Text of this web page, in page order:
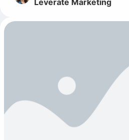
Leverate Marketing